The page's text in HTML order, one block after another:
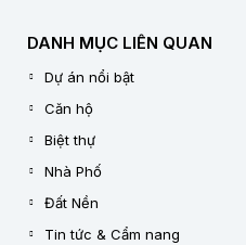
DANH MỤC LIÊN QUAN
Dự án nổi bật
Căn hộ
Biệt thự
Nhà Phố
Đất Nền
Tin tức & Cẩm nang